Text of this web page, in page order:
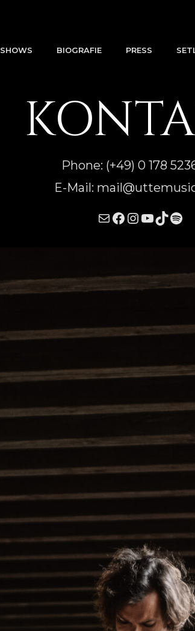
SHOWS BIOGRAFIE PRESS
Phone: (+49) 0 178
E-Mail:
MailFacebook
Instagram
YouTube
TikTok